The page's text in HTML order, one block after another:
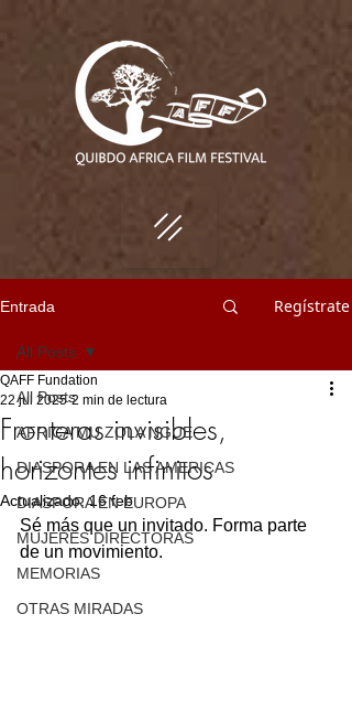
Entrada Regístrate
All Posts
AFRICA MU ZOLA NGUE
DIASPORA EN LAS AMERICAS
DIASPORA EN EUROPA
MUJERES DIRECTORAS
MEMORIAS
OTRAS MIRADAS
All Posts
Fronteras invisibles,
horizontes infinitos
QAFF Fundation
22 jul 2025 2 min de lectura
Actualizado:16 feb
Sé más que un invitado. Forma parte
de un movimiento.